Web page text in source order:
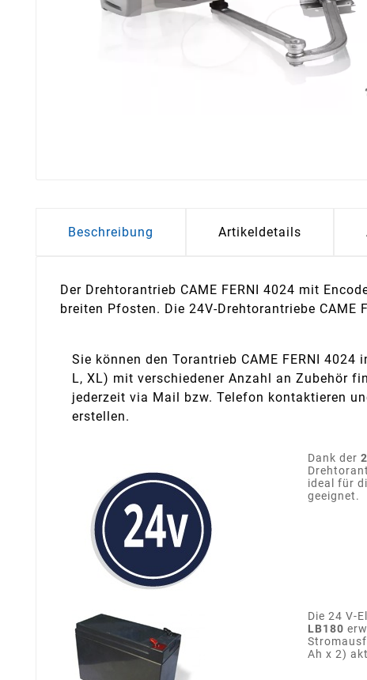
Beschreibung Artikeldetails
Der Drehtorantrieb CAME FERNI 4024 mit
breiten Pfosten. Die 24V-Drehtorantriebe CAME
Sie können den Torantrieb CAME FERNI 4024
L, XL) mit verschiedener Anzahl an Zubehör
jederzeit via Mail bzw. Telefon kontaktieren
erstellen.
Dank der
ideal für
geeignet.
Die 24 V-
LB180
Ah x 2)